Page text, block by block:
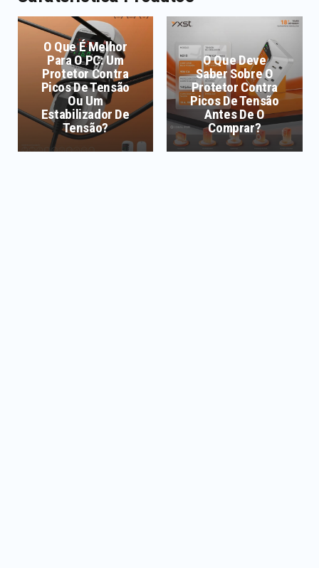
O Que Deve
Saber Sobre O
Protetor Contra
Picos De Tensão
Antes De O
Comprar?
O Eletricista
Profissional
Explica O
Regulador
Automático De
Tensão AC